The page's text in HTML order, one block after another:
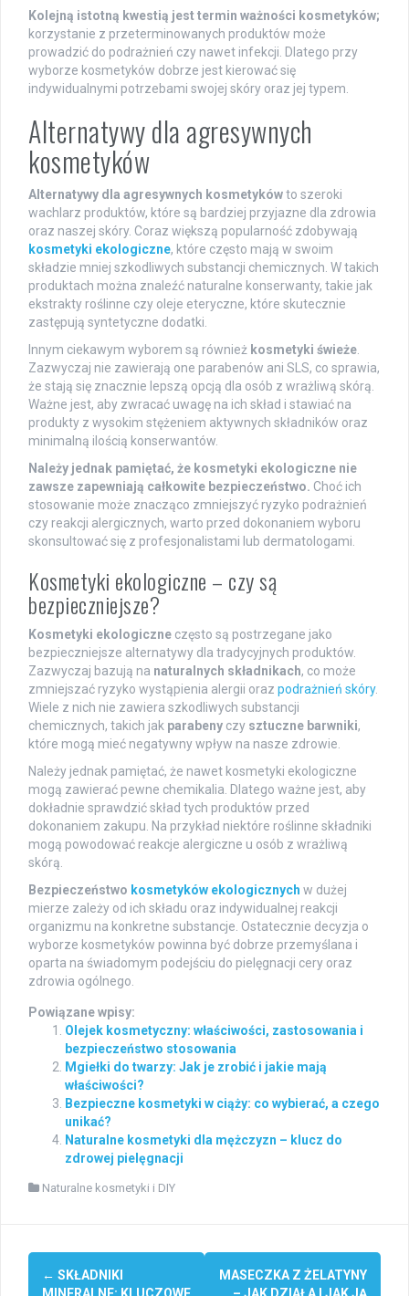
Kolejną istotną kwestią jest termin ważności kosmetyków;
korzystanie z przeterminowanych produktów może
prowadzić do podrażnień czy nawet infekcji. Dlatego przy
wyborze kosmetyków dobrze jest kierować się
indywidualnymi potrzebami swojej skóry oraz jej typem.
Alternatywy dla agresywnych
kosmetyków
Alternatywy dla agresywnych kosmetykówto szeroki
wachlarz produktów, które są bardziej przyjazne dla zdrowia
oraz naszej skóry. Coraz większą popularność zdobywają
kosmetyki ekologiczne, które często mają w swoim
składzie mniej szkodliwych substancji chemicznych. W takich
produktach można znaleźć naturalne konserwanty, takie jak
ekstrakty roślinne czy oleje eteryczne, które skutecznie
zastępują syntetyczne dodatki.
Innym ciekawym wyborem są również kosmetyki świeże.
Zazwyczaj nie zawierają one parabenów ani SLS, co sprawia,
że stają się znacznie lepszą opcją dla osób z wrażliwą skórą.
Ważne jest, aby zwracać uwagę na ich skład i stawiać na
produkty z wysokim stężeniem aktywnych składników oraz
minimalną ilością konserwantów.
Należy jednak pamiętać, że kosmetyki ekologiczne nie
zawsze zapewniają całkowite bezpieczeństwo. Choć ich
stosowanie może znacząco zmniejszyć ryzyko podrażnień
czy reakcji alergicznych, warto przed dokonaniem wyboru
skonsultować się z profesjonalistami lub dermatologami.
Kosmetyki ekologiczne – czy są
bezpieczniejsze?
Kosmetyki ekologiczne często są postrzegane jako
bezpieczniejsze alternatywy dla tradycyjnych produktów.
Zazwyczaj bazują na naturalnych składnikach, co może
zmniejszać ryzyko wystąpienia alergii oraz podrażnień skóry.
Wiele z nich nie zawiera szkodliwych substancji
chemicznych, takich jak parabeny czy sztuczne barwniki,
które mogą mieć negatywny wpływ na nasze zdrowie.
Należy jednak pamiętać, że nawet kosmetyki ekologiczne
mogą zawierać pewne chemikalia. Dlatego ważne jest, aby
dokładnie sprawdzić skład tych produktów przed
dokonaniem zakupu. Na przykład niektóre roślinne składniki
mogą powodować reakcje alergiczne u osób z wrażliwą
skórą.
Bezpieczeństwo kosmetyków ekologicznych w dużej
mierze zależy od ich składu oraz indywidualnej reakcji
organizmu na konkretne substancje. Ostatecznie decyzja o
wyborze kosmetyków powinna być dobrze przemyślana i
oparta na świadomym podejściu do pielęgnacji cery oraz
zdrowia ogólnego.
Powiązane wpisy:
Olejek kosmetyczny: właściwości, zastosowania i
bezpieczeństwo stosowania
Mgiełki do twarzy: Jak je zrobić i jakie mają
właściwości?
Bezpieczne kosmetyki w ciąży: co wybierać, a czego
unikać?
Naturalne kosmetyki dla mężczyzn – klucz do
zdrowej pielęgnacji
Naturalne kosmetyki i DIY
Post
← SKŁADNIKI
MASECZKA Z ŻELATYNY